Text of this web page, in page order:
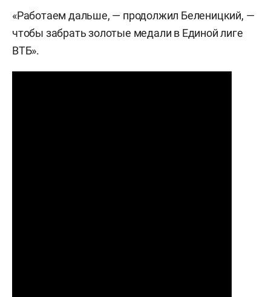
«Работаем дальше, — продолжил Беленицкий, —
чтобы забрать золотые медали в Единой лиге
ВТБ».